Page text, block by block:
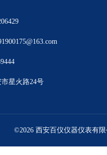
星火路24号
©2026 西安百仪仪器仪表有